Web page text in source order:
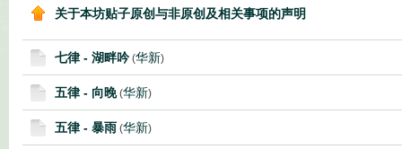
关于本坊贴子原创与非原创及相关事项的声明
七律 - 湖畔吟(华新)
五律 - 向晚(华新)
五律 - 暴雨 (华新)